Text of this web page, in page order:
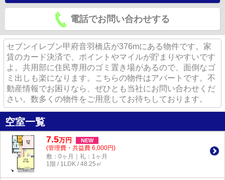
電話でお問い合わせする
セブンイレブン甲府音羽橋店が376mにある物件です。家
賃のカード決済で、ポイントやマイルが貯まりやすいです
よ。共用部に住民専用のゴミ置き場があるので、面倒なゴ
ミ出しも楽になります。こちらの物件はアパートです。不
動産情報でお困りなら、ぜひとも当社にお問い合わせくだ
さい。数多くの物件をご用意してお待ちしております。
空室一覧
7.5万円 NEW
(管理費・共益費 6,000円)
敷：0ヶ月｜礼：1ヶ月
1階 / 1LDK / 48.25㎡